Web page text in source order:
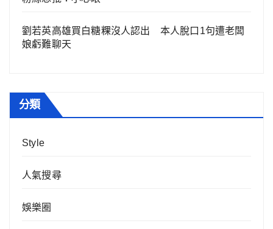
劉若英高雄買白糖粿沒人認出 本人脫口1句遭老闆
娘虧難聊天
分類
Style
人氣搜尋
娛樂圈